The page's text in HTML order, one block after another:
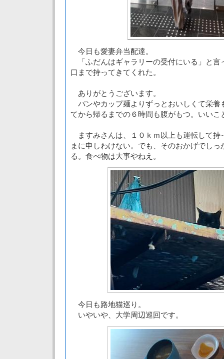
今日も愛妻弁当配達。
「ふだんはギャラリーの受付にいる」と言
口まで持ってきてくれた。
ありがとうございます。
パンやカップ麺よりずっとおいしくて栄養
てから帰るまでの６時間も腹がもつ。いいこ
ますみさんは、１０ｋｍ以上も運転して持
まに申しわけない。でも、そのおかげでし
る。食べ物は大事やねえ。
今日も路地猫巡り。
いやいや、大学周辺巡回です。